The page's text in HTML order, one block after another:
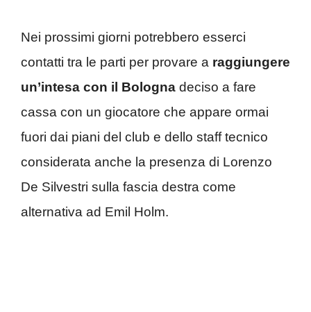
Nei prossimi giorni potrebbero esserci
contatti tra le parti per provare a raggiungere
un’intesa con il Bologna deciso a fare
cassa con un giocatore che appare ormai
fuori dai piani del club e dello staff tecnico
considerata anche la presenza di Lorenzo
De Silvestri sulla fascia destra come
alternativa ad Emil Holm.